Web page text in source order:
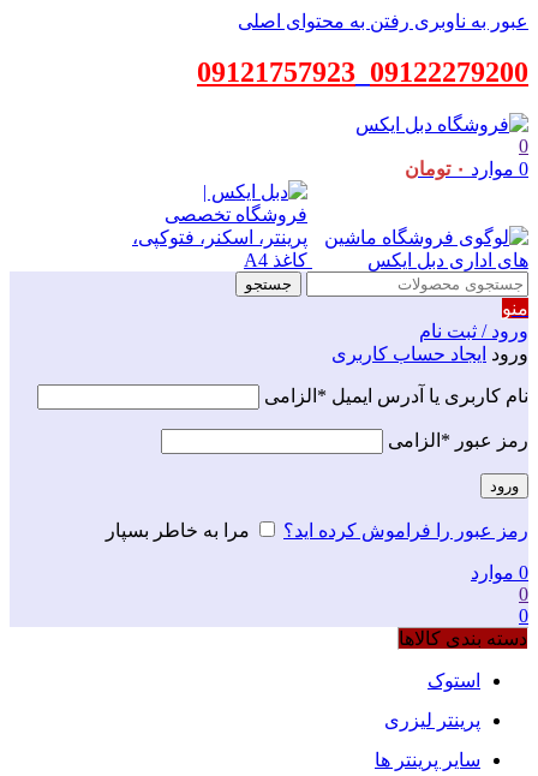
عبور به ناوبری رفتن به محتوای اصلی
09122279200
09121757923
0
0 موارد ۰ تومان
جستجو
منو
ورود / ثبت نام
ورود ایجاد حساب کاربری
نام کاربری یا آدرس ایمیل * الزامی
رمز عبور * الزامی
ورود
رمز عبور را فراموش کرده اید؟ مرا به خاطر بسپار
0 موارد
0
0
دسته بندی کالاها
استوک
پرینتر لیزری
سایر پرینتر ها